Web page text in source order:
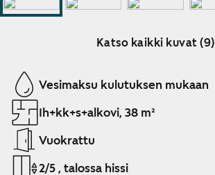
Katso kaikki kuvat (9)
Näytetään dia 1 / 9
Vesimaksu kulutuksen mukaan
1h+kk+s+alkovi, 38 m²
Vuokrattu
2/5 , talossa hissi